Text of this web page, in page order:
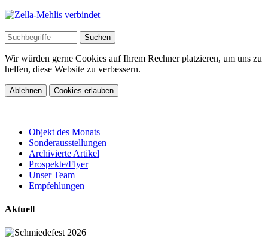
Wir würden gerne Cookies auf Ihrem Rechner platzieren, um uns zu
helfen, diese Website zu verbessern.
Ablehnen Cookies erlauben
Objekt des Monats
Sonderausstellungen
Archivierte Artikel
Prospekte/Flyer
Unser Team
Empfehlungen
Aktuell